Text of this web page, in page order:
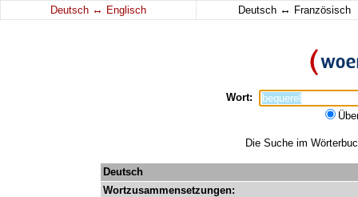
Deutsch ↔ Englisch Deutsch ↔ Französisch
Wort:
Die Suche im
Deutsch
Wortzusammensetzungen: